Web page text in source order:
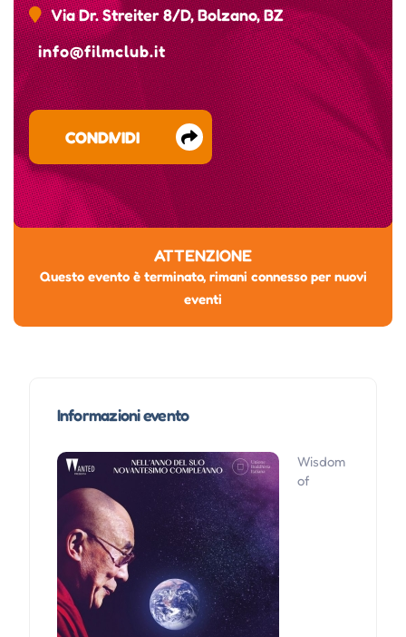
Via Dr. Streiter 8/D, Bolzano, BZ
info@filmclub.it
CONDIVIDI
ATTENZIONE
Questo evento è terminato, rimani connesso per nuovi
eventi
Informazioni evento
Wisdom
of